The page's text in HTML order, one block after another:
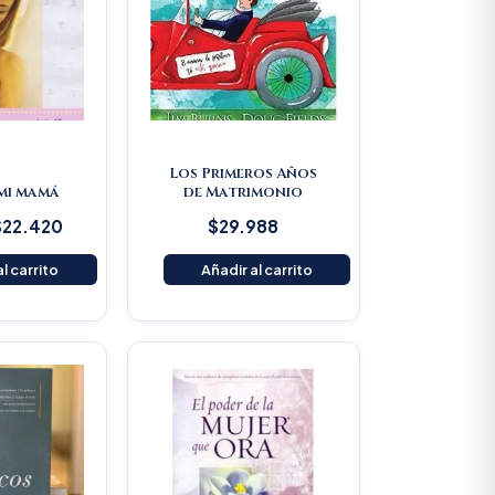
mamá
22.420
carrito
Los Primeros Años
de Matrimonio
$29.988
Añadir al carrito
price
was:
$80.500.
Current